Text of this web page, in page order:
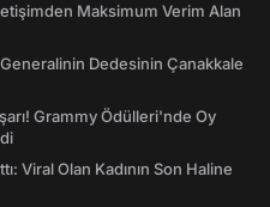
Maksimum Verim Alan
Dedesinin Çanakkale
Grammy Ödülleri'nde Oy
Viral Olan Kadının Son Haline